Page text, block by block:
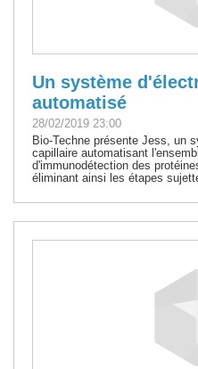
Un système
automatisé
28/02/2019 23:00
Bio-Techne présente Jess, un
capillaire automatisant
d'immunodétection des
éliminant ainsi les étapes